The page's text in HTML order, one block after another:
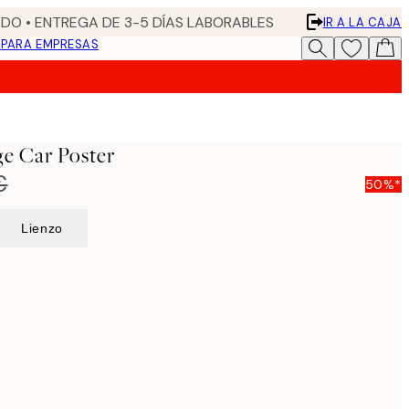
• ENTREGA DE 3-5 DÍAS LABORABLES
IR A LA CAJA
PARA EMPRESAS
Car Poster
50%*
Lienzo